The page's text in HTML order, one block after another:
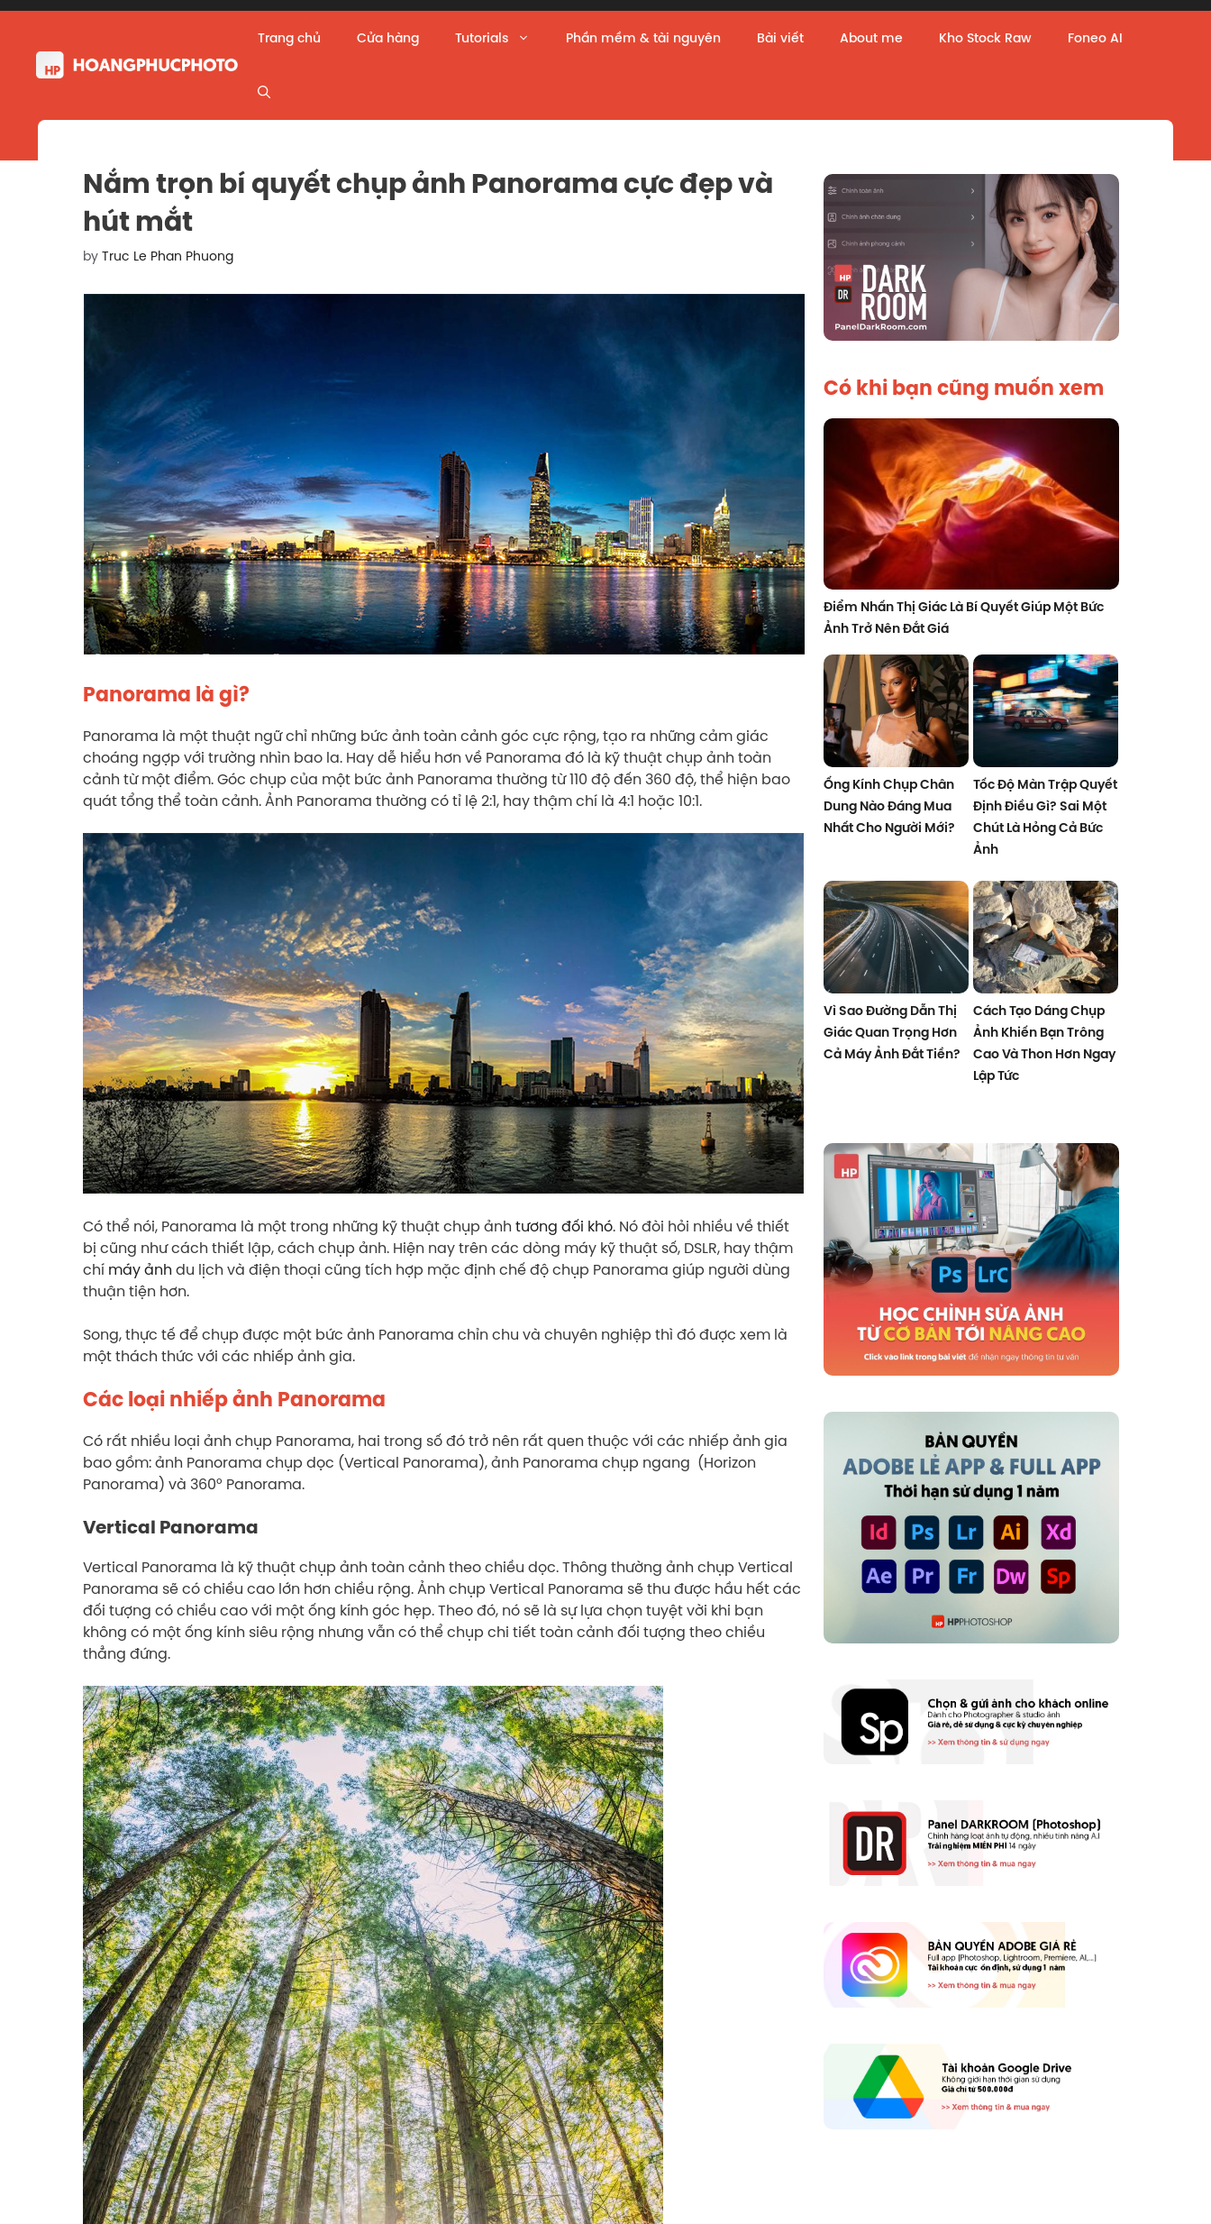
Skip
content
Trang chủ Cửa hàng Tutorials Phần mềm & tài nguyên Bài viết About me Kho Stock Raw Foneo AI
Nắm trọn bí quyết chụp ảnh Panorama cực đẹp và
hút mắt
by Truc Le Phan Phuong
Panorama là gì?
Panorama là một thuật ngữ chỉ những bức ảnh toàn cảnh góc cực rộng, tạo ra những cảm giác
choáng ngợp với trường nhìn bao la. Hay dễ hiểu hơn về Panorama đó là kỹ thuật chụp ảnh toàn
cảnh từ một điểm. Góc chụp của một bức ảnh Panorama thường từ 110 độ đến 360 độ, thể hiện bao
quát tổng thể toàn cảnh. Ảnh Panorama thường có tỉ lệ 2:1, hay thậm chí là 4:1 hoặc 10:1.
Có thể nói, Panorama là một trong những kỹ thuật chụp ảnh tương đối khó. Nó đòi hỏi nhiều về thiết
bị cũng như cách thiết lập, cách chụp ảnh. Hiện nay trên các dòng máy kỹ thuật số, DSLR, hay thậm
chí máy ảnh du lịch và điện thoại cũng tích hợp mặc định chế độ chụp Panorama giúp người dùng
thuận tiện hơn.
Song, thực tế để chụp được một bức ảnh Panorama chỉn chu và chuyên nghiệp thì đó được xem là
một thách thức với các nhiếp ảnh gia.
Các loại nhiếp ảnh Panorama
Có rất nhiều loại ảnh chụp Panorama, hai trong số đó trở nên rất quen thuộc với các nhiếp ảnh gia
bao gồm: ảnh Panorama chụp dọc (Vertical Panorama), ảnh Panorama chụp ngang (Horizon
Panorama) và 360° Panorama.
Vertical Panorama
Vertical Panorama là kỹ thuật chụp ảnh toàn cảnh theo chiều dọc. Thông thường ảnh chụp Vertical
Panorama sẽ có chiều cao lớn hơn chiều rộng. Ảnh chụp Vertical Panorama sẽ thu được hầu hết các
đối tượng có chiều cao với một ống kính góc hẹp. Theo đó, nó sẽ là sự lựa chọn tuyệt vời khi bạn
không có một ống kính siêu rộng nhưng vẫn có thể chụp chi tiết toàn cảnh đối tượng theo chiều
thẳng đứng.
Có khi bạn cũng muốn xem
Điểm Nhấn Thị Giác Là Bí Quyết Giúp Một Bức
Ảnh Trở Nên Đắt Giá
Ống Kính Chụp Chân
Dung Nào Đáng Mua
Nhất Cho Người Mới?
Tốc Độ Màn Trập Quyết
Định Điều Gì? Sai Một
Chút Là Hỏng Cả Bức
Ảnh
Vì Sao Đường Dẫn Thị
Giác Quan Trọng Hơn
Cả Máy Ảnh Đắt Tiền?
Cách Tạo Dáng Chụp
Ảnh Khiến Bạn Trông
Cao Và Thon Hơn Ngay
Lập Tức